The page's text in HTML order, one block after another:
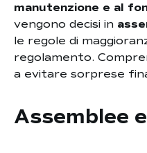
manutenzione e al
vengono decisi in
le regole di
regolamento.
a evitare sorprese
Assemblee